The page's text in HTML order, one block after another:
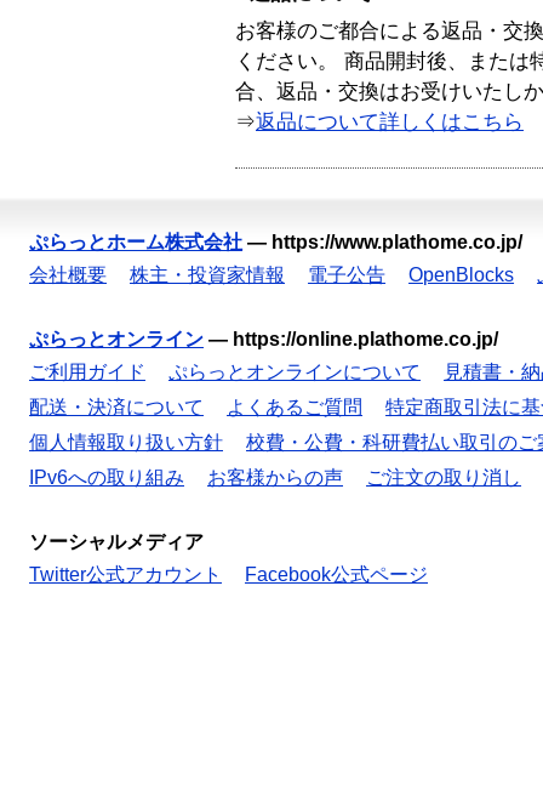
お客様のご都合による返品・交
ください。 商品開封後、または
合、返品・交換はお受けいたし
⇒返品について詳しくはこちら
ぷらっとホーム株式会社 — https://www.plathome.co.jp/
会社概要
株主・投資家情報 電子公告 OpenBlocks
ぷらっとオンライン — https://online.plathome.co.jp/
ご利用ガイド
ぷらっとオンラインについて
見積書・
配送・決済について
よくあるご質問
特定商取引法に
個人情報取り扱い方針
校費・公費・科研費払い取引のご
IPv6への取り組み
お客様からの声 ご注文の取り消し
ソーシャルメディア
Twitter公式アカウント
Facebook公式ページ